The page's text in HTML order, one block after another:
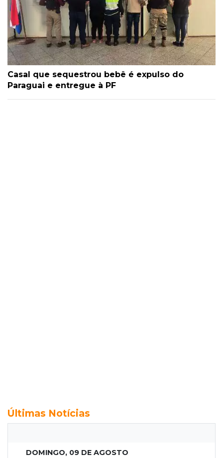
Casal que sequestrou bebê é expulso do
Paraguai e entregue à PF
Últimas Notícias
DOMINGO, 09 DE AGOSTO